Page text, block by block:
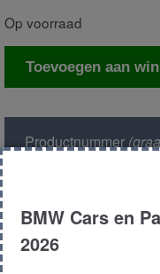
Op voorraad
Koplamp
Toevoegen aan
Productnummer
Model :
BMW Cars en
2026